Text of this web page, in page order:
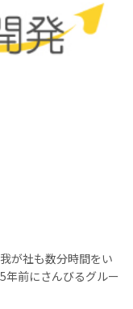
が社も数分時間をい
年前にさんびるグルー